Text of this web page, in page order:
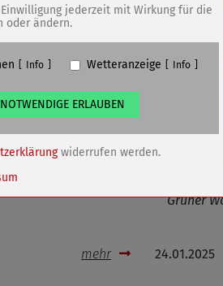
der Stadt
mehr
Celina
Grüner
24.01.2025
GmbH & Co. KG)
Schutz
bezüglich der Speicherung von
jederzeit mit Wirkung für die
oder ändern.
Info Wetteranzeige Info
ERLAUBEN
widerrufen werden.